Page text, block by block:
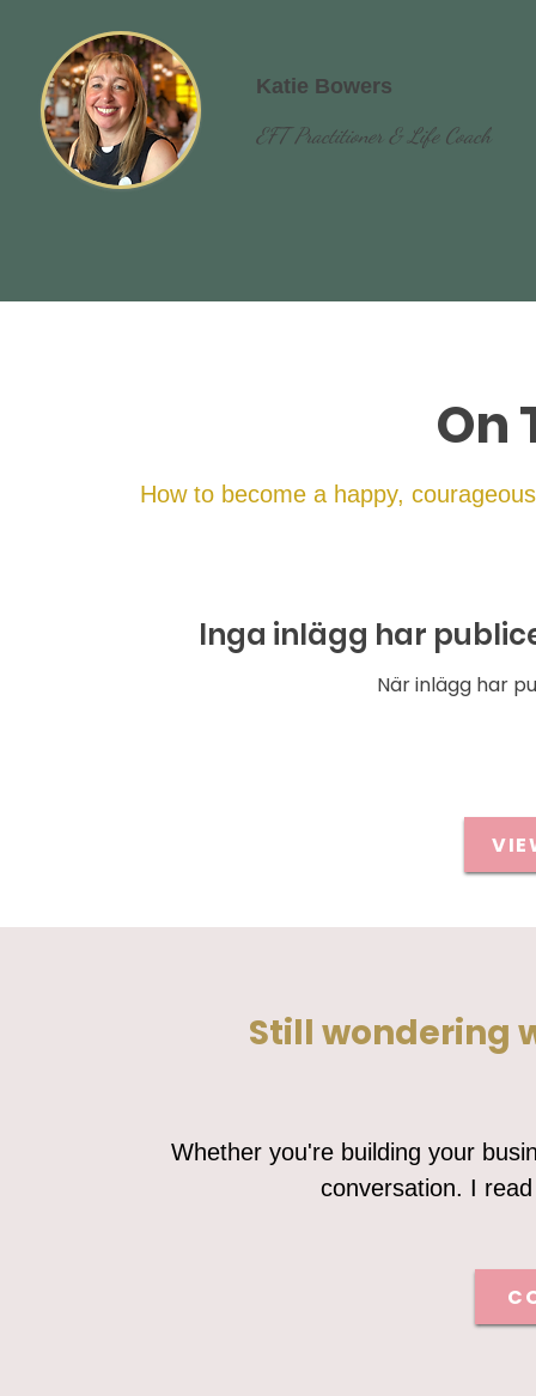
Katie Bowers
EFT Practitioner & Life Coach
On
How to become a happy,
Inga inlägg har
När inlägg har
Still wondering
Whether you're building your
conversation. I